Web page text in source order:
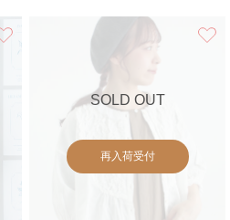
SOLD OUT
再入荷受付